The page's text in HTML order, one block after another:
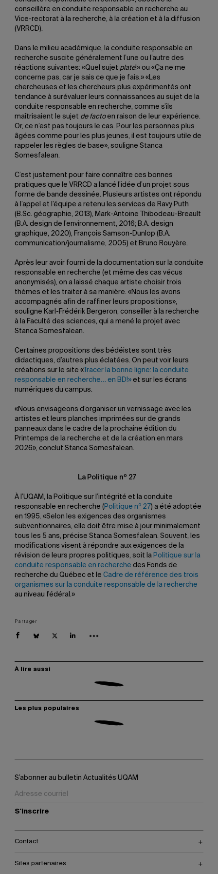
conseillère en conduite responsable en recherche au
Vice-rectorat à la recherche, à la création et à la diffusion
(VRRCD).
Dans le milieu académique, la conduite responsable en
recherche suscite généralement l’une ou l’autre des
réactions suivantes: «Quel sujet plate!» ou «Ça ne me
concerne pas, car je sais ce que je fais.» «Les
chercheuses et les chercheurs plus expérimentés ont
tendance à surévaluer leurs connaissances au sujet de la
conduite responsable en recherche, comme s’ils
maîtrisaient le sujet de factoen raison de leur expérience.
Or, ce n’est pas toujours le cas. Pour les personnes plus
âgées comme pour les plus jeunes, il est toujours utile de
rappeler les règles de base», souligne Stanca
Somesfalean.
C’est justement pour faire connaître ces bonnes
pratiques que le VRRCD a lancé l’idée d’un projet sous
forme de bande dessinée. Plusieurs artistes ont répondu
à l’appel et l’équipe a retenu les services de Ravy Puth
(B.Sc. géographie, 2013), Mark-Antoine Thibodeau-Breault
(B.A. design de l’environnement, 2016; B.A. design
graphique, 2020), François Samson-Dunlop (B.A.
communication/journalisme, 2005) et Bruno Rouyère.
Après leur avoir fourni de la documentation sur la conduite
responsable en recherche (et même des cas vécus
anonymisés), on a laissé chaque artiste choisir trois
thèmes et les traiter à sa manière. «Nous les avons
accompagnés afin de raffiner leurs propositions»,
souligne Karl-Frédérik Bergeron, conseiller à la recherche
à la Faculté des sciences, qui a mené le projet avec
Stanca Somesfalean.
Certaines propositions des bédéistes sont très
didactiques, d’autres plus éclatées. On peut voir leurs
créations sur le site «Tracer la bonne ligne: la conduite
responsable en recherche… en BD!» et sur les écrans
numériques du campus.
«Nous envisageons d’organiser un vernissage avec les
artistes et leurs planches imprimées sur de grands
panneaux dans le cadre de la prochaine édition du
Printemps de la recherche et de la création en mars
2026», conclut Stanca Somesfalean.
La Politique n o 27
À l’UQAM, la Politique sur l’intégrité et la conduite
responsable en recherche ( Politique n o 27) a été adoptée
en 1995. «Selon les exigences des organismes
subventionnaires, elle doit être mise à jour minimalement
tous les 5 ans, précise Stanca Somesfalean. Souvent, les
modifications visent à répondre aux exigences de la
révision de leurs propres politiques, soit la Politique sur la
conduite responsable en recherche des Fonds de
recherche du Québec et le Cadre de référence des trois
organismes sur la conduite responsable de la recherche
au niveau fédéral.»
Partager
À lire aussi
Les plus populaires
S’abonner au bulletin Actualités UQAM
S'inscrire
Contact
Sites partenaires